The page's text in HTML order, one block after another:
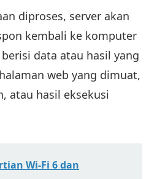
diproses, server akan
kembali ke komputer
data atau hasil yang
web yang dimuat,
atau hasil eksekusi
Wi-Fi 6 dan